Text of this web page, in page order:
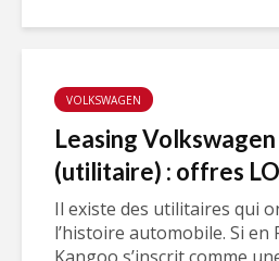
VOLKSWAGEN
Leasing
(utilitaire) : offres
Il existe des utilitaires qui
l’histoire automobile. Si en